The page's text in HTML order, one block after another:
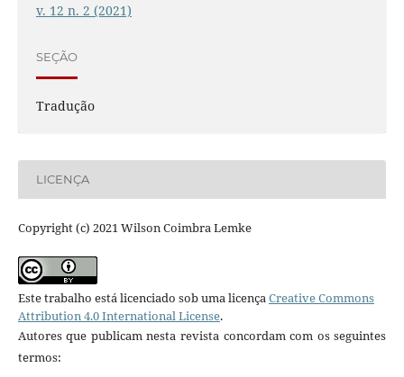
v. 12 n. 2 (2021)
SEÇÃO
Tradução
LICENÇA
Copyright (c) 2021 Wilson Coimbra Lemke
Este trabalho está licenciado sob uma licençaCreative Commons
Attribution 4.0 International License.
Autores que publicam nesta revista concordam com os seguintes
termos: